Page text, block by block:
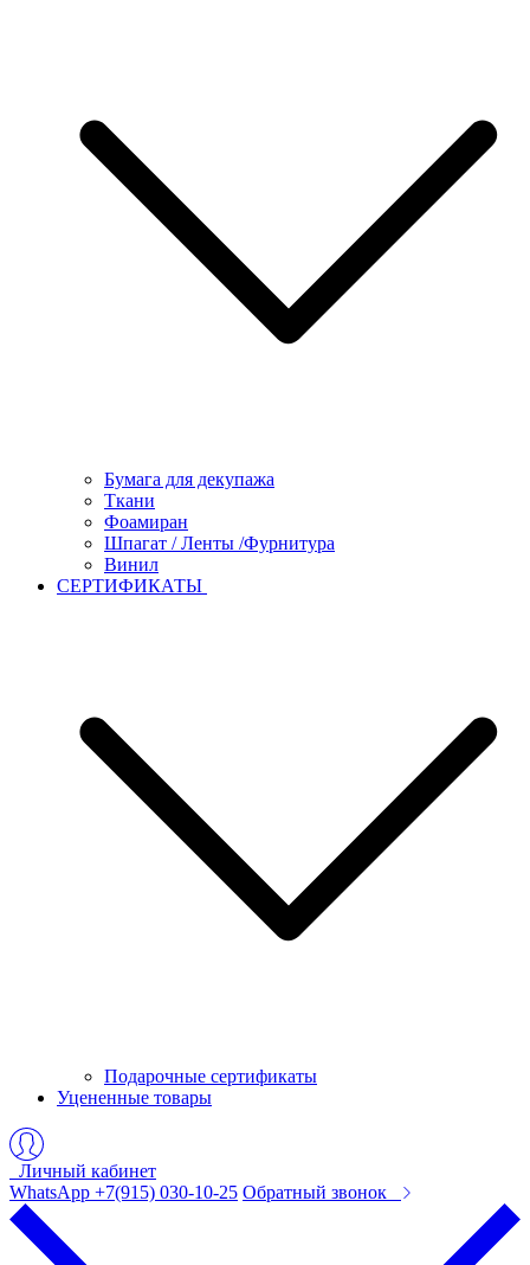
Бумага для декупажа
Ткани
Фоамиран
Шпагат / Ленты /Фурнитура
Винил
СЕРТИФИКАТЫ
Подарочные сертификаты
Уцененные товары
Личный кабинет
WhatsApp +7(915) 030-10-25 Обратный звонок